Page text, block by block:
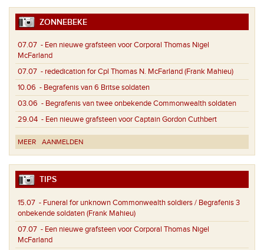
ZONNEBEKE
07.07 - Een nieuwe grafsteen voor Corporal Thomas Nigel
McFarland
07.07 - rededication for Cpl Thomas N. McFarland (Frank Mahieu)
10.06 - Begrafenis van 6 Britse soldaten
03.06 - Begrafenis van twee onbekende Commonwealth soldaten
29.04 - Een nieuwe grafsteen voor Captain Gordon Cuthbert
MEER AANMELDEN
TIPS
15.07 - Funeral for unknown Commonwealth soldiers / Begrafenis 3
onbekende soldaten (Frank Mahieu)
07.07 - Een nieuwe grafsteen voor Corporal Thomas Nigel
McFarland